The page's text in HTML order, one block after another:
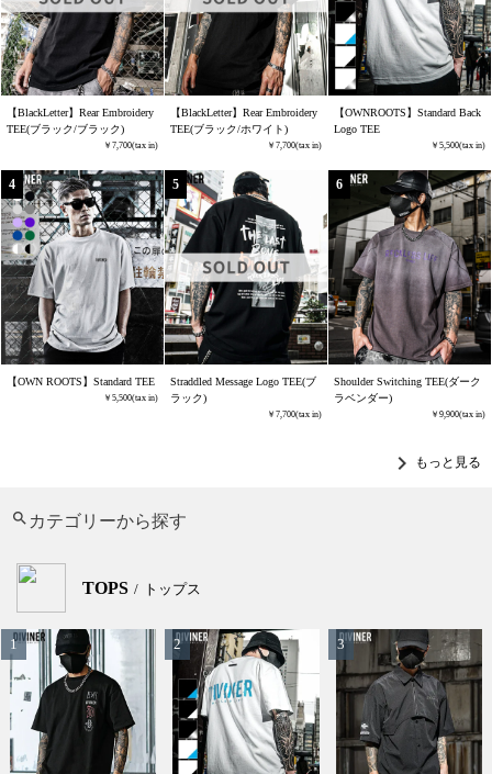
【BlackLetter】Rear Embroidery
TEE(ブラック/ブラック)
7,700
【BlackLetter】Rear Embroidery
TEE(ブラック/ホワイト)
7,700
【OWNROOTS】Standard Back
Logo TEE
5,500
【OWN ROOTS】Standard TEE
5,500
Straddled Message Logo TEE(ブ
ラック)
7,700
Shoulder Switching TEE(ダーク
ラベンダー)
9,900
chevron_right もっと見る
カテゴリーから探す
TOPS トップス